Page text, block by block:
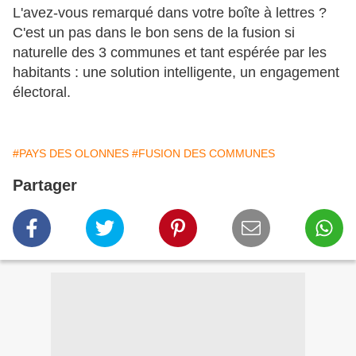
L'avez-vous remarqué dans votre boîte à lettres ?
C'est un pas dans le bon sens de la fusion si
naturelle des 3 communes et tant espérée par les
habitants : une solution intelligente, un engagement
électoral.
#PAYS DES OLONNES #FUSION DES COMMUNES
Partager